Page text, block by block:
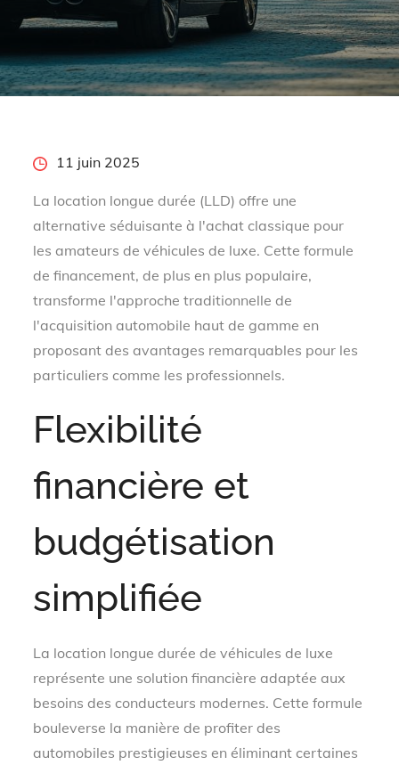
Posted11 juin 2025
La location longue durée (LLD) offre une
alternative séduisante à l'achat classique pour
les amateurs de véhicules de luxe. Cette formule
de financement, de plus en plus populaire,
transforme l'approche traditionnelle de
l'acquisition automobile haut de gamme en
proposant des avantages remarquables pour les
particuliers comme les professionnels.
Flexibilité
financière et
budgétisation
simplifiée
La location longue durée de véhicules de luxe
représente une solution financière adaptée aux
besoins des conducteurs modernes. Cette formule
bouleverse la manière de profiter des
automobiles prestigieuses en éliminant certaines